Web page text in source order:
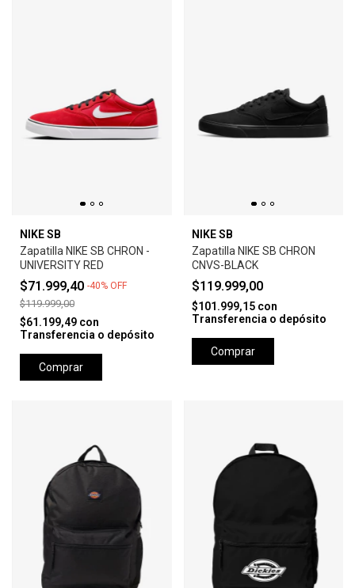
NIKE SB
Zapatilla NIKE SB CHRON -
UNIVERSITY RED
$71.999,40 -40% OFF
$119.999,00
$61.199,49 con
Transferencia o depósito
Comprar
NIKE SB
Zapatilla NIKE SB CHRON
CNVS-BLACK
$119.999,00
$101.999,15 con
Transferencia o depósito
Comprar